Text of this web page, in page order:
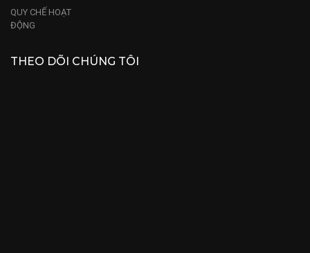
QUY CHẾ HOẠT
ĐỘNG
THEO DÕI CHÚNG TÔI